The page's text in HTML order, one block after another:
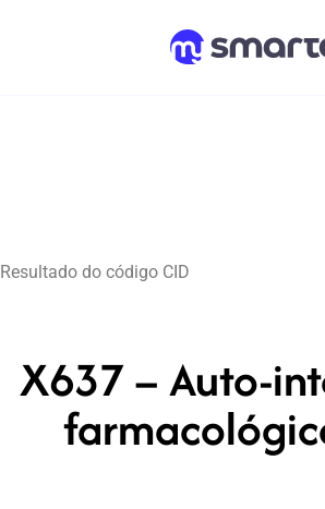
Resultado do código CID
X637 – Auto-